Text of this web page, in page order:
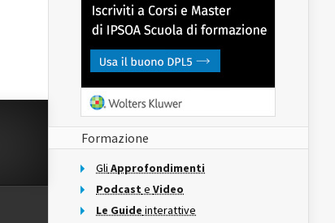
Formazione
Gli Approfondimenti
Podcast e Video
Le Guide interattive